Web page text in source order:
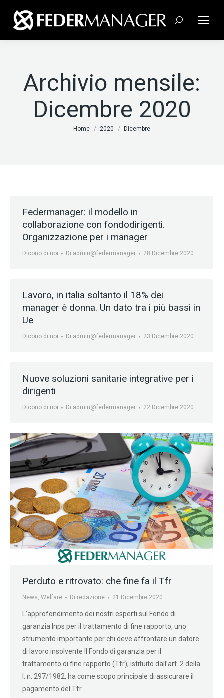
Cerca:
Archivio mensile:
Dicembre 2020
Tu sei qui:
Home 2020 Dicembre
Federmanager: il modello in
collaborazione con fondodirigenti.
Organizzazione per i manager
Dicono di noi Di admin@federmanager 28 Dicembre 2020
Lavoro, in italia soltanto il 18% dei
manager è donna. Un dato tra i più bassi in
Ue
Dicono di noi Di admin@federmanager 23 Dicembre 2020
Nuove soluzioni sanitarie integrative per i
dirigenti
Dicono di noi Di admin@federmanager 22 Dicembre 2020
Perduto e ritrovato: che fine fa il Tfr
News, Welfare Di redazione 21 Dicembre 2020
L’approfondimento dei nostri esperti sul Fondo di
garanzia Inps per il trattamento di fine rapporto, uno
strumento importante per chi deve affrontare un datore
di lavoro insolvente Il Fondo di garanzia per il
trattamento di fine rapporto (Tfr), istituito dall’art. 2 della
l. n. 297/1982, ha come scopo principale di assicurare il
pagamento del Tfr…